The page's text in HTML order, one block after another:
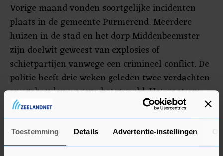
Toestemming Details Advertentie-instellingen
Vorige maand vonden soortgelijke incidenten
plaats in de gemeente Purmerend. Meerdere
huizen in de stad en het dorp Middenbeemster
zijn doelwit geweest van explosies of
schietpartijen vanwege een crimineel conflict. De
politie heeft drie weken geleden twee verdachten
aangehouden wegens het geweld. Het gaat om
een 20-jarige man uit Purmerend en een man
van 21 jaar zonder vaste woon- of verblijfplaats.
De politie kon niet zeggen of de mannen nog
vastzitten.